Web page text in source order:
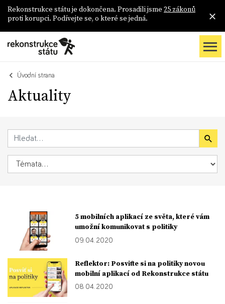
Rekonstrukce státu je dokončena. Prosadili jsme 25 zákonů
proti korupci. Podívejte se, o které se jedná.
Úvodní strana
Aktuality
5 mobilních aplikací ze světa, které vám
umožní komunikovat s politiky
09. 04. 2020
Reflektor: Posviťte si na politiky novou
mobilní aplikací od Rekonstrukce státu
08. 04. 2020